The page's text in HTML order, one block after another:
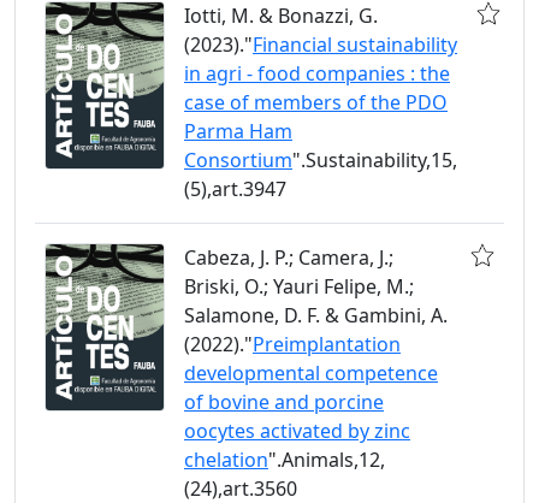
Iotti, M. & Bonazzi, G.
(2023)."Financial sustainability
in agri - food companies : the
case of members of the PDO
Parma Ham
Consortium".Sustainability,15,
(5),art.3947
Cabeza, J. P.; Camera, J.;
Briski, O.; Yauri Felipe, M.;
Salamone, D. F. & Gambini, A.
(2022)."Preimplantation
developmental competence
of bovine and porcine
oocytes activated by zinc
chelation".Animals,12,
(24),art.3560